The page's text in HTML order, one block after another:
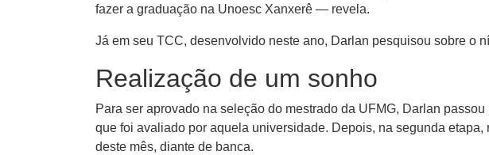
fazer a graduação na Unoesc Xanxerê — revela.
Já em seu TCC, desenvolvido neste ano, Darlan pesquisou sobre o
Realização de um sonho
Para ser aprovado na seleção do mestrado da UFMG, Darlan
que foi avaliado por aquela universidade. Depois, na segunda
deste mês, diante de banca.